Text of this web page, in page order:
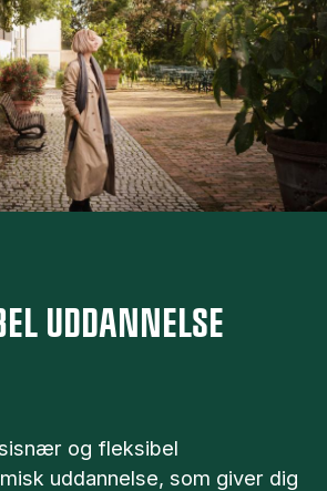
UDDANNELSE
og fleksibel
uddannelse, som giver dig